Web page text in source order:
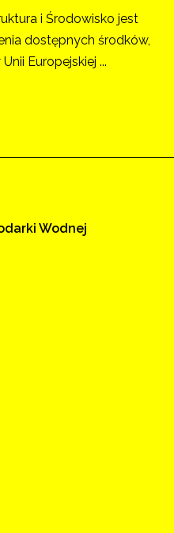
i Środowisko jest
dostępnych środków,
Europejskiej ...
Wodnej